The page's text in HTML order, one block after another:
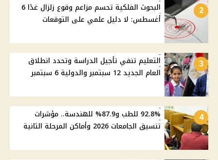
2
البحوث الفلكية تحسم مزاعم وقوع زلزال غدًا 6
أغسطس: لا دليل علمي على التوقعات
3
التعليم تنفي تأجيل الدراسة وتحدد انطلاق
العام الجديد 12 سبتمبر والدولية 6 سبتمبر
4
92.8% للطب و87.9% للهندسة.. مؤشرات
تنسيق الجامعات 2026 وأماكن المرحلة الثانية